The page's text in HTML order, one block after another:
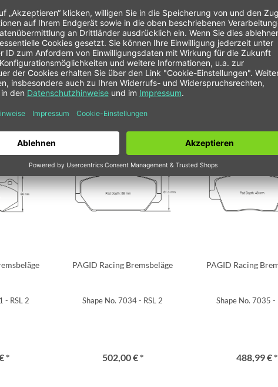
Racing Bremsbeläge"
- RSL 2
*
PAGID Racing Bremsbeläge
Shape No. 7034 - RSL 2
502,00 € *
PAGID Racing
Shape No. 7035 -
488,99 € *